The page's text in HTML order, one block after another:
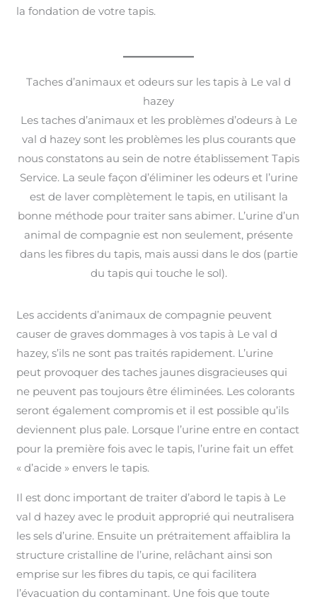
la fondation de votre tapis.
Taches d’animaux et odeurs sur les tapis à Le val d
hazey
Les taches d’animaux et les problèmes d’odeurs à Le
val d hazey sont les problèmes les plus courants que
nous constatons au sein de notre établissement Tapis
Service. La seule façon d’éliminer les odeurs et l’urine
est de laver complètement le tapis, en utilisant la
bonne méthode pour traiter sans abimer. L’urine d’un
animal de compagnie est non seulement, présente
dans les fibres du tapis, mais aussi dans le dos (partie
du tapis qui touche le sol).
Les accidents d’animaux de compagnie peuvent
causer de graves dommages à vos tapis à Le val d
hazey, s’ils ne sont pas traités rapidement. L’urine
peut provoquer des taches jaunes disgracieuses qui
ne peuvent pas toujours être éliminées. Les colorants
seront également compromis et il est possible qu’ils
deviennent plus pale. Lorsque l’urine entre en contact
pour la première fois avec le tapis, l’urine fait un effet
« d’acide » envers le tapis.
Il est donc important de traiter d’abord le tapis à Le
val d hazey avec le produit approprié qui neutralisera
les sels d’urine. Ensuite un prétraitement affaiblira la
structure cristalline de l’urine, relâchant ainsi son
emprise sur les fibres du tapis, ce qui facilitera
l’évacuation du contaminant. Une fois que toute